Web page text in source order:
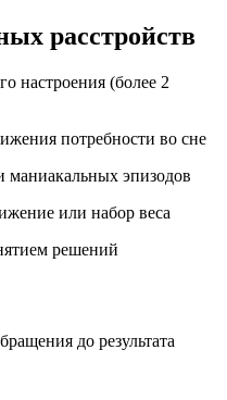
расстройств
настроения (более 2
потребности во сне
маниакальных эпизодов
или набор веса
решений
до результата